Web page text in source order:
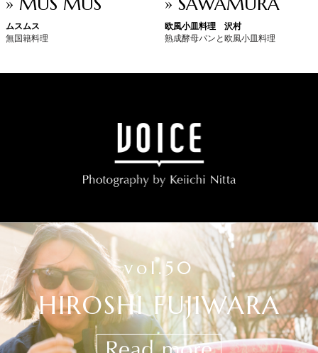
ムスムス
無国籍料理
欧風小皿料理 沢村
熟成酵母パンと欧風小皿料理
vol.50
HIROSHI FUJIWARA